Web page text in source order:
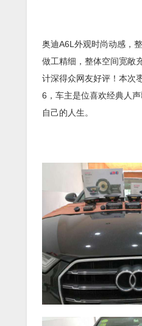
奥迪A6L外观时尚动感，
做工精细，整体空间宽敞
计深得众网友好评！本次
6，车主是位喜欢经典人
自己的人生。